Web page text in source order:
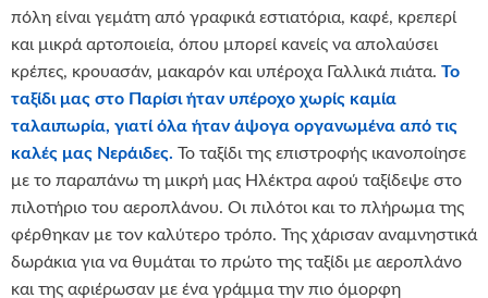
πόλη είναι γεμάτη από γραφικά εστιατόρια, καφέ, κρεπερί
και μικρά αρτοποιεία, όπου μπορεί κανείς να απολαύσει
κρέπες, κρουασάν, μακαρόν και υπέροχα Γαλλικά πιάτα. Το
ταξίδι μας στο Παρίσι ήταν υπέροχο χωρίς καμία
ταλαιπωρία, γιατί όλα ήταν άψογα οργανωμένα από τις
καλές μας Νεράιδες. Το ταξίδι της επιστροφής ικανοποίησε
με το παραπάνω τη μικρή μας Ηλέκτρα αφού ταξίδεψε στο
πιλοτήριο του αεροπλάνου. Οι πιλότοι και το πλήρωμα της
φέρθηκαν με τον καλύτερο τρόπο. Της χάρισαν αναμνηστικά
δωράκια για να θυμάται το πρώτο της ταξίδι με αεροπλάνο
και της αφιέρωσαν με ένα γράμμα την πιο όμορφη